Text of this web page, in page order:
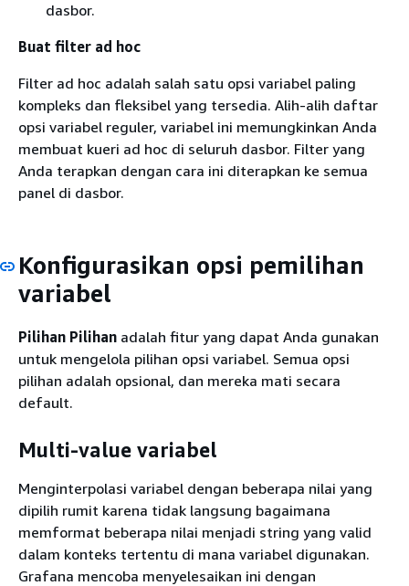
dasbor.
Buat filter ad hoc
Filter ad hoc adalah salah satu opsi variabel paling
kompleks dan fleksibel yang tersedia. Alih-alih daftar
opsi variabel reguler, variabel ini memungkinkan Anda
membuat kueri ad hoc di seluruh dasbor. Filter yang
Anda terapkan dengan cara ini diterapkan ke semua
panel di dasbor.
Konfigurasikan opsi pemilihan
variabel
Pilihan Pilihan adalah fitur yang dapat Anda gunakan
untuk mengelola pilihan opsi variabel. Semua opsi
pilihan adalah opsional, dan mereka mati secara
default.
Multi-value variabel
Menginterpolasi variabel dengan beberapa nilai yang
dipilih rumit karena tidak langsung bagaimana
memformat beberapa nilai menjadi string yang valid
dalam konteks tertentu di mana variabel digunakan.
Grafana mencoba menyelesaikan ini dengan